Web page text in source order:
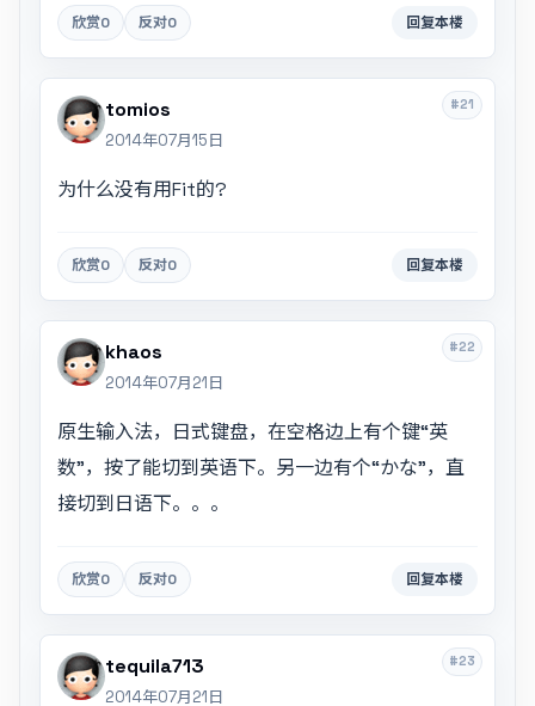
欣赏0 反对0 回复本楼
#21
tomios
2014年07月15日
为什么没有用Fit的?
欣赏0 反对0 回复本楼
#22
khaos
2014年07月21日
原生输入法，日式键盘，在空格边上有个键“英
数”，按了能切到英语下。另一边有个“かな”，直
接切到日语下。。。
欣赏0 反对0 回复本楼
#23
tequila713
2014年07月21日